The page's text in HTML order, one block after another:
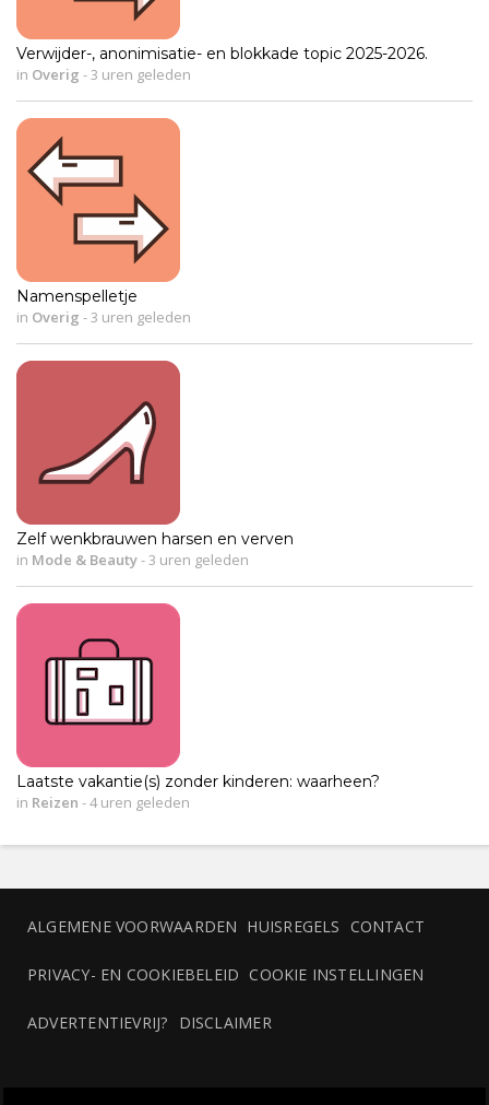
Verwijder-, anonimisatie- en blokkade topic 2025-2026.
in Overig -3 uren geleden
Namenspelletje
in Overig -3 uren geleden
Zelf wenkbrauwen harsen en verven
in Mode & Beauty-3 uren geleden
Laatste vakantie(s) zonder kinderen: waarheen?
in Reizen -4 uren geleden
ALGEMENE VOORWAARDEN HUISREGELS CONTACT
PRIVACY- EN COOKIEBELEID COOKIE INSTELLINGEN
ADVERTENTIEVRIJ? DISCLAIMER